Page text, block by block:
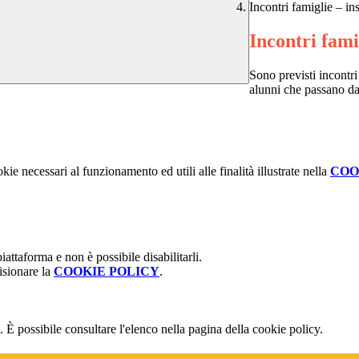
Incontri famiglie –
Incontri
Sono previsti
alunni che passano
necessari al funzionamento ed utili alle finalità illustrate nella
e non è possibile disabilitarli.
la COOKIE POLICY.
possibile consultare l'elenco nella pagina della cookie policy.